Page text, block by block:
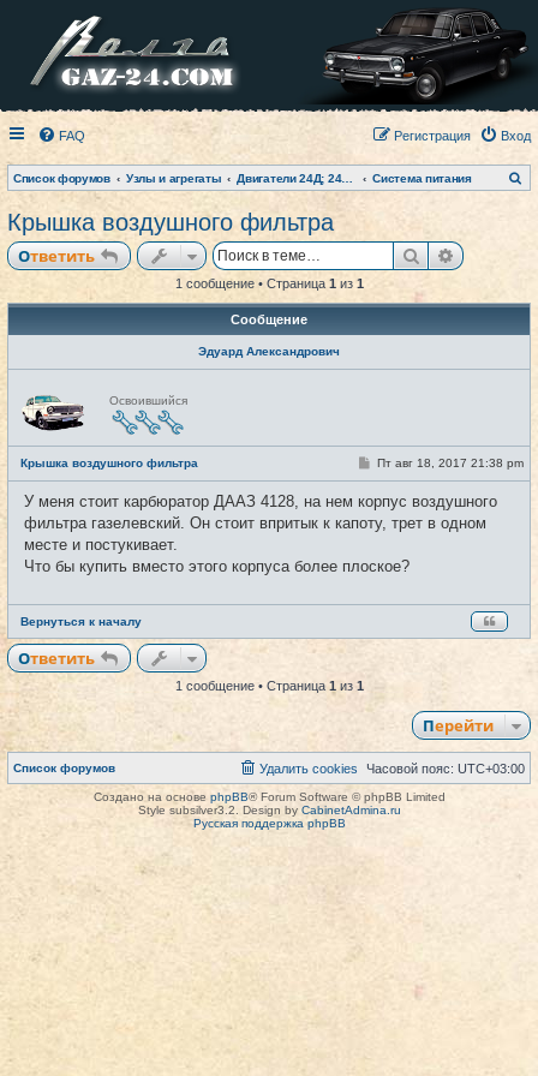
FAQ Вход
Регистрация
Список форумов Узлы и агрегаты Двигатели 24Д; 2401; 402 и модификации Система питания
о
Крышка воздушного фильтра
Ответить Поиск
1 сообщение • Страница 1из 1
Сообщение
Эдуард Александрович
е
в
е
т
и
Освоившийся
Крышка воздушного фильтра #1
С
б
щ
е
и
Пт авг 18, 2017 21:38 pm
У меня стоит карбюратор ДААЗ 4128, на нем корпус воздушного
фильтра газелевский. Он стоит впритык к капоту, трет в одном
месте и постукивает.
Что бы купить вместо этого корпуса более плоское?
Вернуться к началу
Ответить
1 сообщение • Страница 1 из 1
Перейти
Список форумов Часовой пояс: UTC+03:00
Удалить cookies
Создано на основе phpBB® Forum Software © phpBB Limited
Style subsilver3.2. Design by CabinetAdmina.ru
Русская поддержка phpBB